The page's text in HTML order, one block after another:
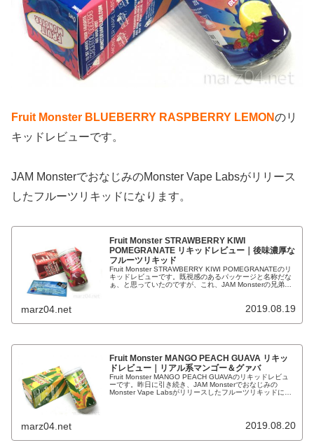
Fruit Monster BLUEBERRY RASPBERRY LEMONのリ
キッドレビューです。
JAM MonsterでおなじみのMonster Vape Labsがリリース
したフルーツリキッドになります。
Fruit Monster STRAWBERRY KIWI
POMEGRANATE リキッドレビュー｜後味濃厚な
フルーツリキッド
Fruit Monster STRAWBERRY KIWI POMEGRANATEのリ
キッドレビューです。既視感のあるパッケージと名称だな
ぁ、と思っていたのですが、これ、JAM Monsterの兄弟ブ
marz04.net 2019.08.19
Fruit Monster MANGO PEACH GUAVA リキッ
ドレビュー｜リアル系マンゴー＆グァバ
Fruit Monster MANGO PEACH GUAVAのリキッドレビュ
ーです。昨日に引き続き、JAM Monsterでおなじみの
Monster Vape Labsがリリースしたフルーツリキッドにな
marz04.net 2019.08.20